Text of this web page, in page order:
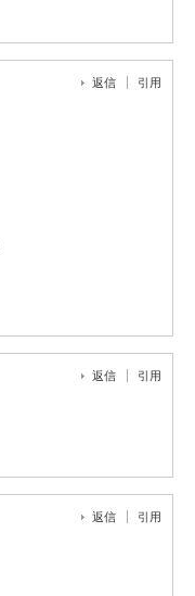
返信 引用
返信 引用
返信 引用